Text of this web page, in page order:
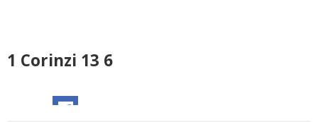
1 Corinzi 13 6